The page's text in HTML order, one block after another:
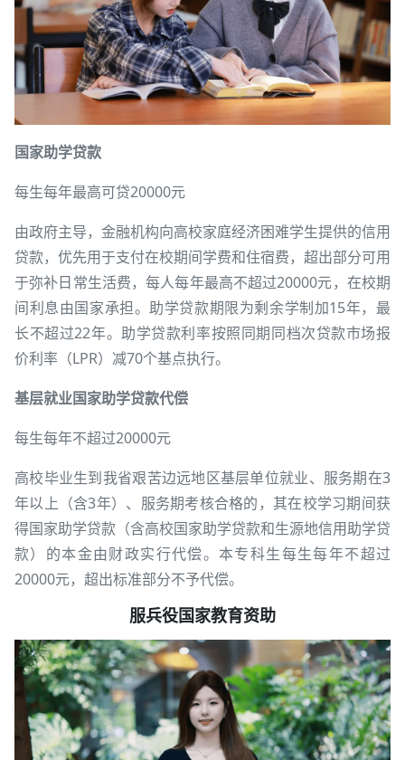
国家助学贷款
每生每年最高可贷20000元
由政府主导，金融机构向高校家庭经济困难学生提供的信用
贷款，优先用于支付在校期间学费和住宿费，超出部分可用
于弥补日常生活费，每人每年最高不超过20000元，在校期
间利息由国家承担。助学贷款期限为剩余学制加15年，最
长不超过22年。助学贷款利率按照同期同档次贷款市场报
价利率（LPR）减70个基点执行。
基层就业国家助学贷款代偿
每生每年不超过20000元
高校毕业生到我省艰苦边远地区基层单位就业、服务期在3
年以上（含3年）、服务期考核合格的，其在校学习期间获
得国家助学贷款（含高校国家助学贷款和生源地信用助学贷
款）的本金由财政实行代偿。本专科生每生每年不超过
20000元，超出标准部分不予代偿。
服兵役国家教育资助